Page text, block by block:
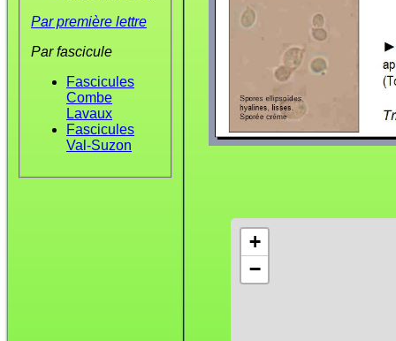
Par première lettre
Par fascicule
Fascicules
Combe
Lavaux
Fascicules
Val-Suzon
+
−